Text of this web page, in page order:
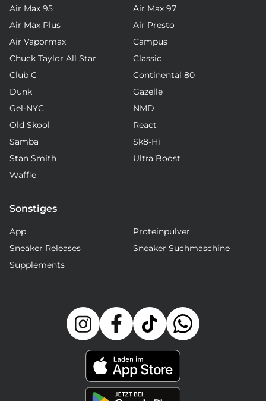
Air Max 95
Air Max 97
Air Max Plus
Air Presto
Air Vapormax
Campus
Chuck Taylor All Star
Classic
Club C
Continental 80
Dunk
Gazelle
Gel-NYC
NMD
Old Skool
React
Samba
Sk8-Hi
Stan Smith
Ultra Boost
Waffle
Sonstiges
App
Proteinpulver
Sneaker Releases
Sneaker Suchmaschine
Supplements